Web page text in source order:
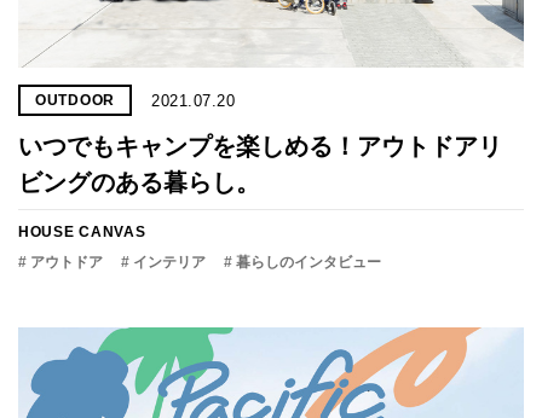
OUTDOOR 2021.07.20
いつでもキャンプを楽しめる！アウトドアリ
ビングのある暮らし。
HOUSE CANVAS
# アウトドア
# インテリア # 暮らしのインタビュー